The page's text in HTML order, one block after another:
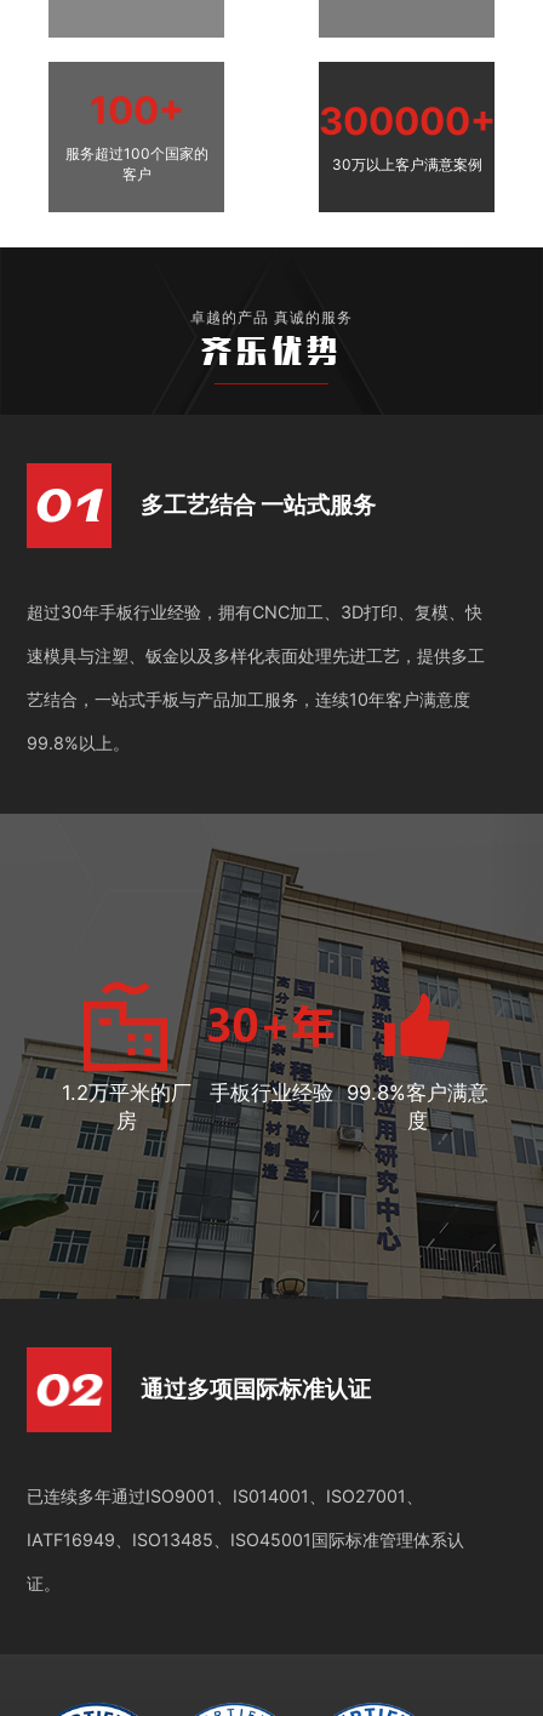
100+
服务超过100个国家的
客户
300000+
30万以上客户满意案例
卓越的产品 真诚的服务
齐乐优势
多工艺结合 一站式服务
超过30年手板行业经验，拥有CNC加工、3D打印、复模、快
速模具与注塑、钣金以及多样化表面处理先进工艺，提供多工
艺结合，一站式手板与产品加工服务，连续10年客户满意度
99.8%以上。
1.2万平米的厂
房
手板行业经验 99.8%客户满意
度
通过多项国际标准认证
已连续多年通过ISO9001、IS014001、ISO27001、
IATF16949、ISO13485、ISO45001国际标准管理体系认
证。